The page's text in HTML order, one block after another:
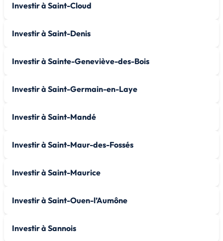
Investir à Saint-Cloud
Investir à Saint-Denis
Investir à Sainte-Geneviève-des-Bois
Investir à Saint-Germain-en-Laye
Investir à Saint-Mandé
Investir à Saint-Maur-des-Fossés
Investir à Saint-Maurice
Investir à Saint-Ouen-l’Aumône
Investir à Sannois